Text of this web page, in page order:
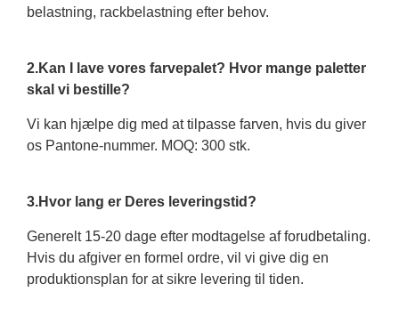
belastning, rackbelastning efter behov.
2.Kan I lave vores farvepalet? Hvor mange paletter
skal vi bestille?
Vi kan hjælpe dig med at tilpasse farven, hvis du giver
os Pantone-nummer. MOQ: 300 stk.
3.Hvor lang er Deres leveringstid?
Generelt 15-20 dage efter modtagelse af forudbetaling.
Hvis du afgiver en formel ordre, vil vi give dig en
produktionsplan for at sikre levering til tiden.